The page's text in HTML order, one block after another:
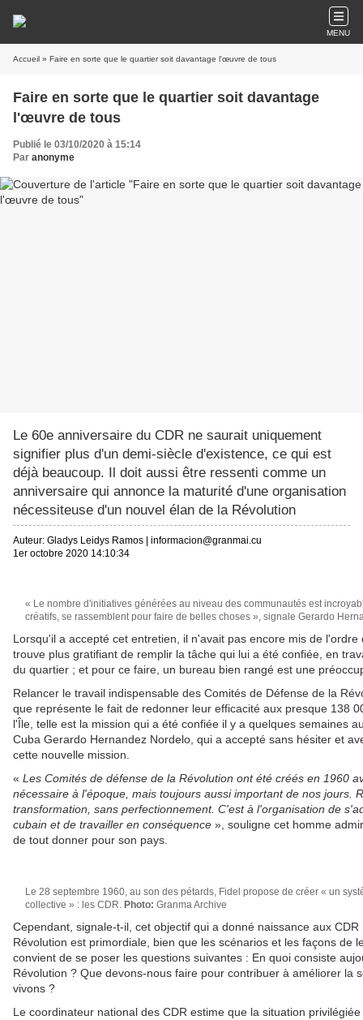
MENU
Accueil » Faire en sorte que le quartier soit davantage l'œuvre de tous
Faire en sorte que le quartier soit davantage
l'œuvre de tous
Publié le 03/10/2020 à 15:14
Par anonyme
Le 60e anniversaire du CDR ne saurait uniquement
signifier plus d'un demi-siècle d'existence, ce qui est
déjà beaucoup. Il doit aussi être ressenti comme un
anniversaire qui annonce la maturité d'une organisation
nécessiteuse d'un nouvel élan de la Révolution
Auteur: Gladys Leidys Ramos
informacion@granmai.cu
1er octobre 2020 14:10:34
« Le nombre d'initiatives générées au niveau des communautés est
créatifs, se rassemblent pour faire de belles choses », signale Gerardo
Lorsqu'il a accepté cet entretien, il n'avait pas encore mis de
trouve plus gratifiant de remplir la tâche qui lui a été confiée, en
du quartier ; et pour ce faire, un bureau bien rangé est une
Relancer le travail indispensable des Comités de Défense de la
que représente le fait de redonner leur efficacité aux presque 138
l'Île, telle est la mission qui a été confiée il y a quelques semaines
Cuba Gerardo Hernandez Nordelo, qui a accepté sans hésiter et
cette nouvelle mission.
« Les Comités de défense de la Révolution ont été créés en 1960
nécessaire à l'époque, mais toujours aussi important de nos jours.
transformation, sans perfectionnement. C'est à l'organisation de
cubain et de travailler en conséquence », souligne cet homme
de tout donner pour son pays.
Le 28 septembre 1960, au son des pétards, Fidel propose de créer « un
collective » : les CDR. Photo: Granma Archive
Cependant, signale-t-il, cet objectif qui a donné naissance aux
Révolution est primordiale, bien que les scénarios et les façons de
convient de se poser les questions suivantes : En quoi consiste
Révolution ? Que devons-nous faire pour contribuer à améliorer la
vivons ?
Le coordinateur national des CDR estime que la situation